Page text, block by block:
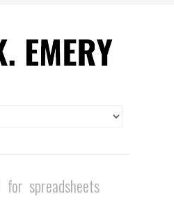
for spreadsheets